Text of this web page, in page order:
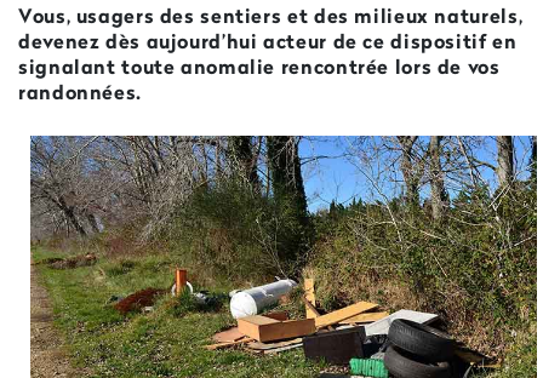
Vous, usagers des sentiers et des milieux naturels,
devenez dès aujourd’hui acteur de ce dispositif en
signalant toute anomalie rencontrée lors de vos
randonnées.